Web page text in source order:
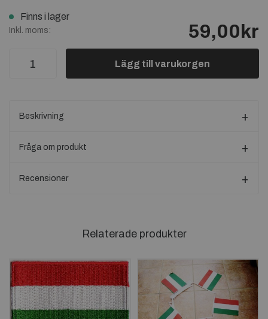
Finns i lager
Inkl. moms: 59,00kr
Lägg till varukorgen
Beskrivning
Fråga om produkt
Recensioner
Relaterade produkter